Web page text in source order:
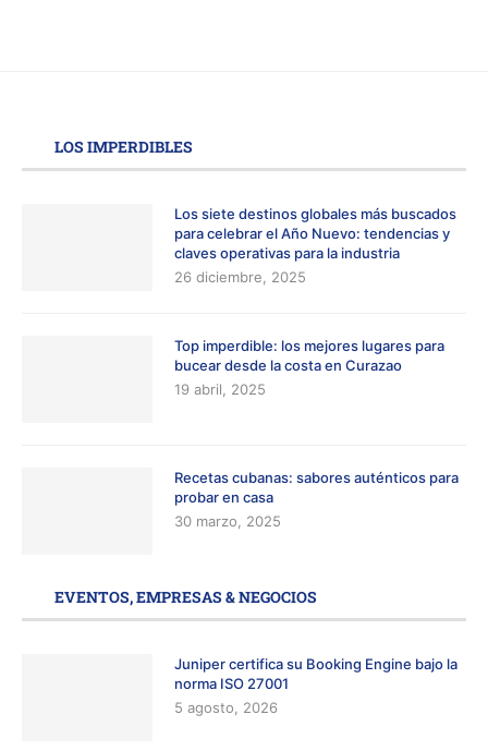
LOS IMPERDIBLES
Los siete destinos globales más buscados
para celebrar el Año Nuevo: tendencias y
claves operativas para la industria
26 diciembre, 2025
Top imperdible: los mejores lugares para
bucear desde la costa en Curazao
19 abril, 2025
Recetas cubanas: sabores auténticos para
probar en casa
30 marzo, 2025
EVENTOS, EMPRESAS & NEGOCIOS
Juniper certifica su Booking Engine bajo la
norma ISO 27001
5 agosto, 2026